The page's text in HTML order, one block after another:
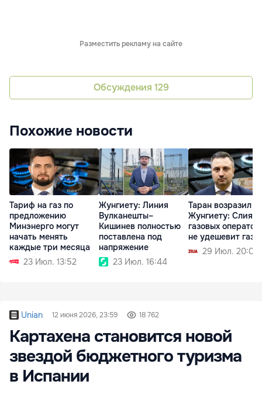
Разместить рекламу на сайте
Обсуждения 129
Похожие новости
Тариф на газ по
предложению
Минэнерго могут
начать менять
каждые три месяца
23 Июл. 13:52
Жунгиету: Линия
Вулканешты–
Кишинев полностью
поставлена под
напряжение
23 Июл. 16:44
Таран возразил
Жунгиету:
газовых
не удешевит газ
29 Июл. 20:09
Unian 12 июня 2026, 23:59 18 762
Картахена становится новой
звездой бюджетного туризма
в Испании